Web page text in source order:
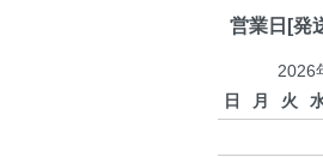
営業日[発
2026
日
月 火